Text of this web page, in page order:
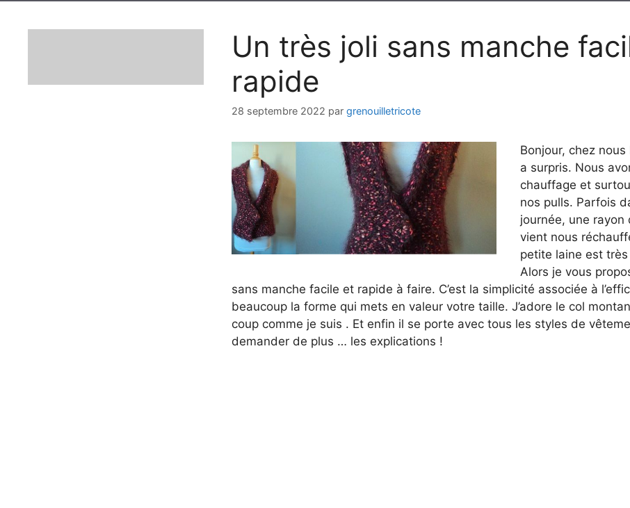
Un très joli sans manche
rapide
28 septembre 2022 par grenouilletricote
Bonjour, chez
a surpris. Nous
chauffage et
nos pulls. Parfois
journée, une rayon
vient nous
petite laine est
Alors je vous
sans manche facile et rapide à faire. C’est la simplicité associée à
beaucoup la forme qui mets en valeur votre taille. J’adore le col
coup comme je suis . Et enfin il se porte avec tous les styles de
demander de plus … les explications !